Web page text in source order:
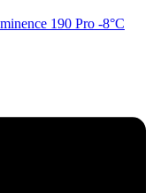
190 Pro -8°C